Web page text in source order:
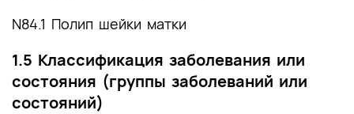
N84.1 Полип шейки матки
1.5 Классификация заболевания или
состояния (группы заболеваний или
состояний)